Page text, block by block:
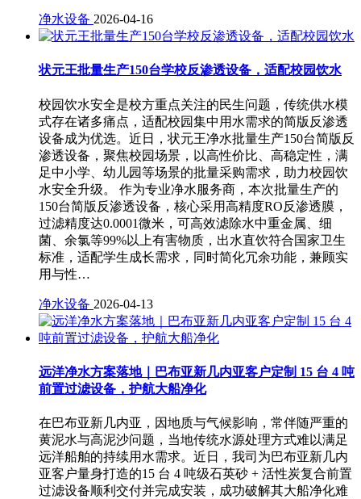
净水设备 2026-04-16
状元王批量生产150台学校反渗透设备，适配校园饮水
校园饮水安全是校方重点关注的民生问题，传统供水模
式存在诸多痛点，适配校园集中用水需求的简版反渗透
设备成为优选。近日，状元王净水批量生产150台简版反
渗透设备，聚焦校园场景，以高性价比、高稳定性，满
足中小学、幼儿园等场景的批量采购需求，助力校园饮
水安全升级。 作为专业净水服务商，本次批量生产的
150台简版反渗透设备，核心采用高精度RO反渗透膜，
过滤精度达0.0001微米，可高效滤除水中重金属、细
菌、余氯等99%以上有害物质，出水直饮符合国家卫生
标准，适配学生成长需求，同时简化冗余功能，兼顾实
用与性…
净水设备 2026-04-13
远洋净水方案落地｜巴布亚新几内亚客户定制 15 台 4 吨
前置过滤设备，护航大船净化
在巴布亚新几内亚，因地质与气候影响，常伴随严重的
黄泥水与高泥沙问题，当地传统水源处理方式难以满足
远洋船舶的持续用水需求。近日，我司为巴布亚新几内
亚客户量身打造的15 台 4 吨级石英砂 + 活性炭复合前置
过滤设备顺利交付并完成安装，成功破解其大船净化难